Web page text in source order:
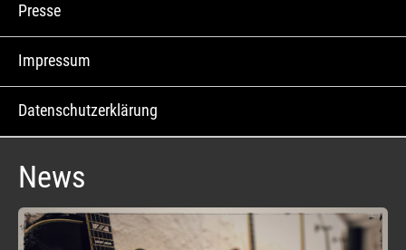
Presse
Impressum
Datenschutzerklärung
News